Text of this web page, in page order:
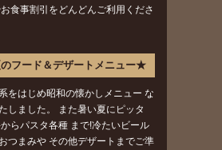
食事割引をどんどんご利用くださ
フード＆デザートメニュー★
をはじめ昭和の懐かしメニュー な
しました。 また暑い夏にピッタ
らパスタ各種 まで!冷たいビール
つまみや その他デザートまでご準